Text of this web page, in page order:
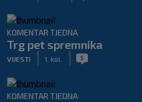
KOMENTAR TJEDNA
Trg pet spremnika
VIJESTI 1. kol. 5
KOMENTAR TJEDNA